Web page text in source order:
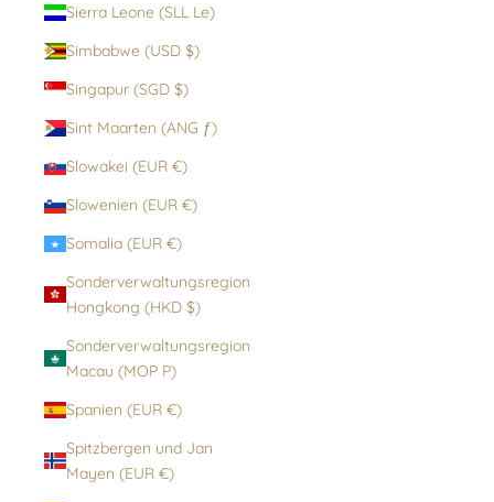
Sierra Leone (SLL Le)
Simbabwe (USD $)
Singapur (SGD $)
Sint Maarten (ANG ƒ)
Slowakei (EUR €)
Slowenien (EUR €)
Somalia (EUR €)
Sonderverwaltungsregion
Hongkong (HKD $)
Sonderverwaltungsregion
Macau (MOP P)
Spanien (EUR €)
Spitzbergen und Jan
Mayen (EUR €)